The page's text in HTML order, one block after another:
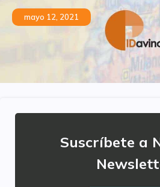
mayo 12, 2021
Suscríbete a